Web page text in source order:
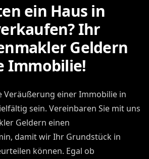
ein Haus in
Ihr
Geldern
Immobilie!
Veräußerung einer Immobilie in
sein. Vereinbaren Sie mit uns
Geldern einen
damit wir Ihr Grundstück in
können. Egal ob